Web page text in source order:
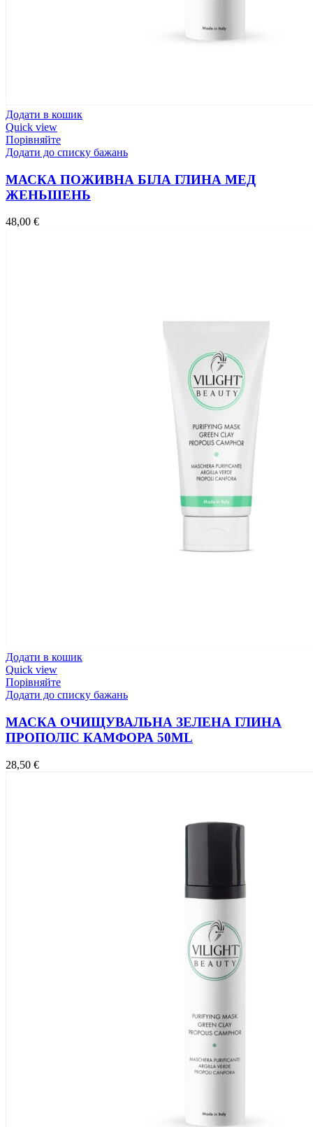
Додати в кошик
Quick view
Порівняйте
Додати до списку бажань
МАСКА ПОЖИВНА БІЛА ГЛИНА МЕД
ЖЕНЬШЕНЬ
48,00 €
Додати в кошик
Quick view
Порівняйте
Додати до списку бажань
МАСКА ОЧИЩУВАЛЬНА ЗЕЛЕНА ГЛИНА
ПРОПОЛІС КАМФОРА 50ML
28,50 €